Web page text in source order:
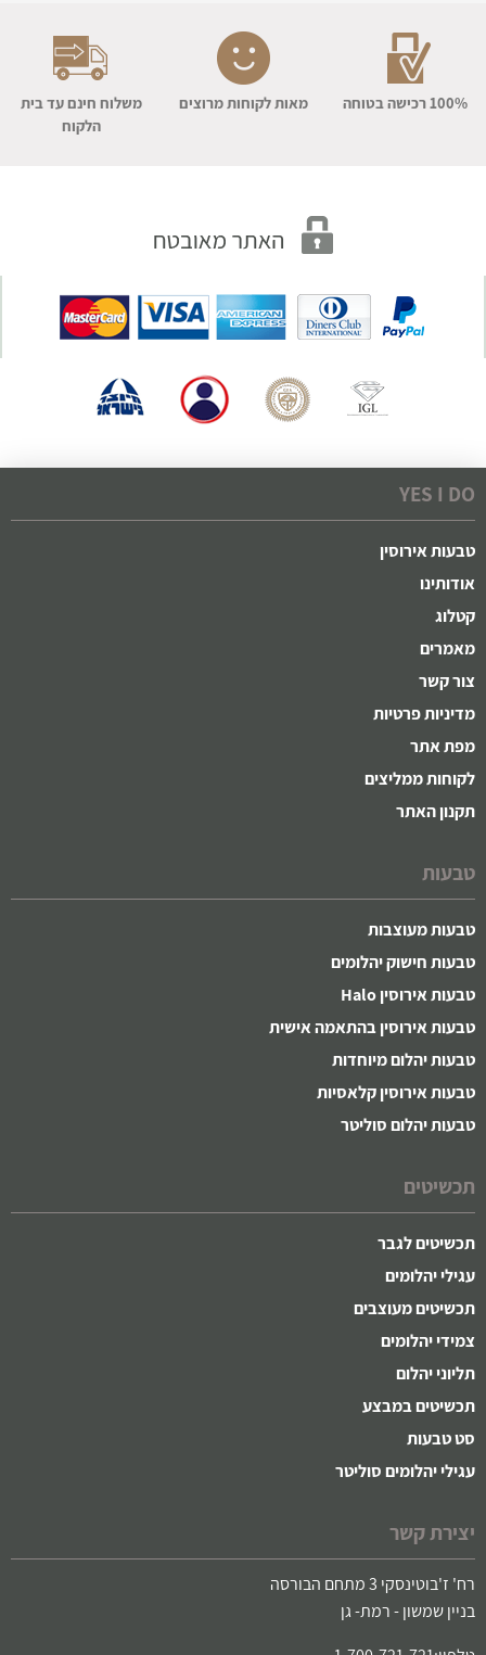
100% רכישה בטוחה מאות לקוחות מרוצים
משלוח חינם עד בית
הלקוח
YES I DO
טבעות אירוסין
אודותינו
קטלוג
מאמרים
צור קשר
מדיניות פרטיות
מפת אתר
לקוחות ממליצים
תקנון האתר
טבעות
טבעות מעוצבות
טבעות חישוק יהלומים
טבעות אירוסין Halo
טבעות אירוסין בהתאמה אישית
טבעות יהלום מיוחדות
טבעות אירוסין קלאסיות
טבעות יהלום סוליטר
תכשיטים
תכשיטים לגבר
עגילי יהלומים
תכשיטים מעוצבים
צמידי יהלומים
תליוני יהלום
תכשיטים במבצע
סט טבעות
עגילי יהלומים סוליטר
יצירת קשר
רח' ז'בוטינסקי 3 מתחם הבורסה
בניין שמשון - רמת- גן